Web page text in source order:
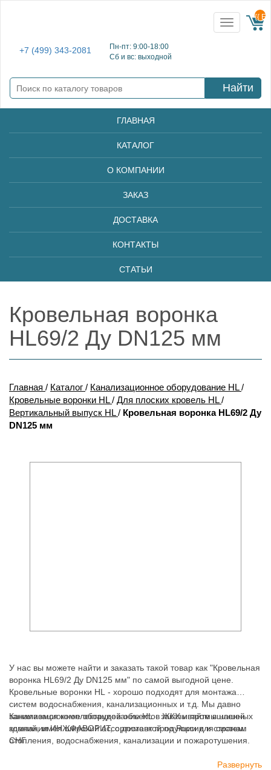
+7 (499) 343-2081
Пн-пт: 9:00-18:00
Сб и вс: выходной
Toggle
navigation
{{
Найти
ГЛАВНАЯ
КАТАЛОГ
О КОМПАНИИ
ЗАКАЗ
ДОСТАВКА
КОНТАКТЫ
СТАТЬИ
Кровельная воронка
HL69/2 Ду DN125 мм
Главная / Каталог / Канализационное оборудование HL /
Кровельные воронки HL / Для плоских кровель HL /
Вертикальный выпуск HL / Кровельная воронка HL69/2 Ду
DN125 мм
У нас вы можете найти и заказать такой товар как "Кровельная
воронка HL69/2 Ду DN125 мм" по самой выгодной цене.
Кровельные воронки HL - хорошо подходят для монтажа
систем водоснабжения, канализационных и т.д. Мы давно
занимаемся комплектацией объектов ЖКХ и промышленных
зданий, имея широкий ассортимент продукции для систем:
отопления, водоснабжения, канализации и пожаротушения.
Канализационное оборудование HL - заказывайте в нашей
компании ИНЖФАВОРИТ, с доставкой по России и странам
СНГ.
Развернуть